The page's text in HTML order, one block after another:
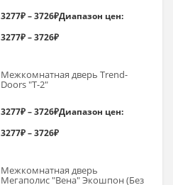
3277₽–3726₽Диапазон цен:
3277₽ – 3726₽
Межкомнатная дверь Trend-
Doоrs "Т-2"
3277₽–3726₽Диапазон цен:
3277₽ – 3726₽
Межкомнатная дверь
Мегаполис "Вена" Экошпон (Без